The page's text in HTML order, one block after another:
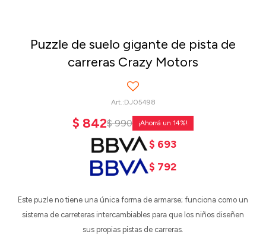
Puzzle de suelo gigante de pista de
carreras Crazy Motors
DJ05498
$ 842$ 990 14
$ 693
$ 792
Este puzle no tiene una única forma de armarse; funciona como un
sistema de carreteras intercambiables para que los niños diseñen
sus propias pistas de carreras.